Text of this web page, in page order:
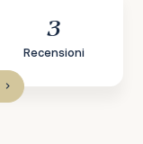
3
Recensioni